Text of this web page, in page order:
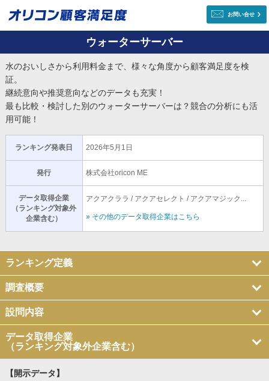
お問い合せ
ウォーターサーバー
水のおいしさから利用料金まで、様々な角度から顧客満足度を検
証。
継続意向や推奨意向などのデータも充実！
最も比較・検討した別のウォーターサーバーは？競合の分析にも活
用可能！
ランキング発表日 2026年5月1日
発行 株式会社oricon ME
データ取得企業
（ランキング対象外
企業含む）
アクアクララ / アクアセレクト / アクアマジック...
» その他のデータ取得企業はこちら
ランキング定義
調査概要
設問内容
データ取得企業
（ランキング対象外企業含む）
【開示データ】